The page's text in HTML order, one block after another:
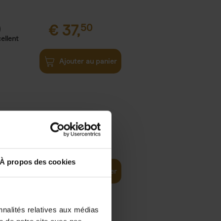
À propos des cookies
relatives aux médias
€ 37,50
Ajouter au panier
world 29,99
Ajouter au panier